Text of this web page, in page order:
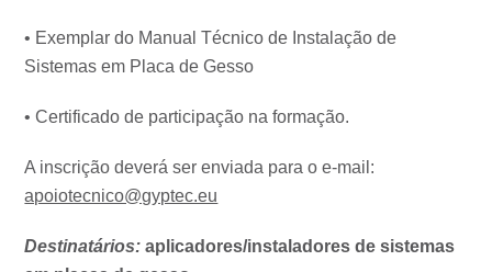
• Exemplar do Manual Técnico de Instalação de
Sistemas em Placa de Gesso
• Certificado de participação na formação.
A inscrição deverá ser enviada para o e-mail:
apoiotecnico@gyptec.eu
Destinatários:aplicadores/instaladores de sistemas